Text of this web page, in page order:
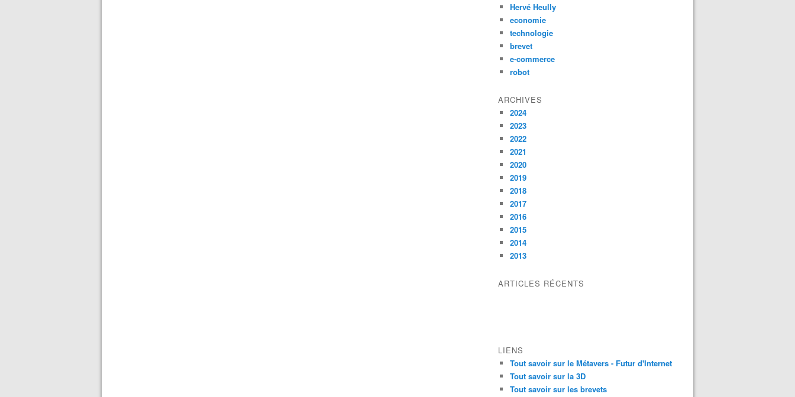
Hervé Heully
economie
technologie
brevet
e-commerce
robot
ARCHIVES
2024
2023
2022
2021
2020
2019
2018
2017
2016
2015
2014
2013
ARTICLES RÉCENTS
LIENS
Tout savoir sur le Métavers - Futur d'Internet
Tout savoir sur la 3D
Tout savoir sur les brevets